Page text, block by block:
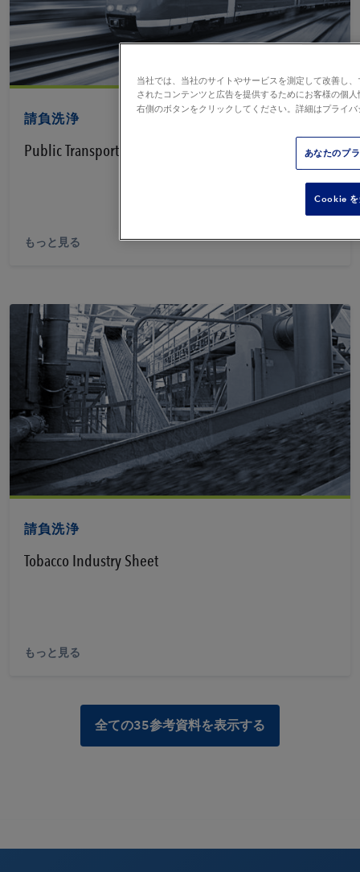
請負洗浄
Public Transportation Industry Sheet
PDFを見る
もっと見る
請負洗浄
Tobacco Industry Sheet
PDFを見る
もっと見る
全ての35参考資料を表示する
当社では、当社のサイトやサービスを測定して改善し
されたコンテンツと広告を提供するためにお客様の個
右側のボタンをクリックしてください。詳細はプライ
あなたのプ
Cookie を